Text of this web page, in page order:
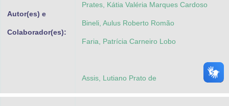
Autor(es) e
Colaborador(es):
Prates, Kátia Valéria Marques Cardoso
Bineli, Aulus Roberto Romão
Faria, Patrícia Carneiro Lobo
Assis, Lutiano Prato de